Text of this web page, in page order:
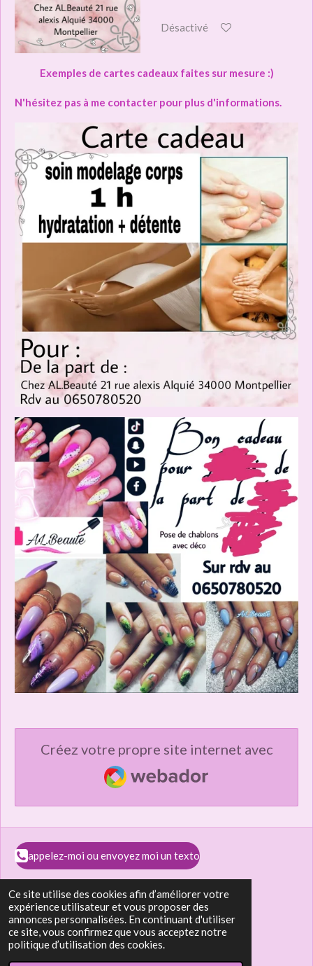
Ce site utilise des cookies afin d’améliorer votre
expérience utilisateur et vous proposer des
annonces personnalisées. En continuant d'utiliser
ce site, vous confirmez que vous acceptez notre
politique d’utilisation des cookies.
Désactivé
Exemples de cartes cadeaux faites sur mesure :)
N'hésitez pas à me contacter pour plus d'informations.
Créez votre propre site internet avec
Webador
appelez-moi ou envoyez moi un texto
F
a
I
Y
T